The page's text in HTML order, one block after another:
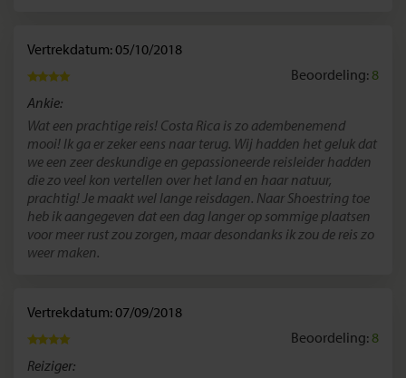
Vertrekdatum: 05/10/2018
Beoordeling: 8
Ankie:
Wat een prachtige reis! Costa Rica is zo adembenemend
mooi! Ik ga er zeker eens naar terug. Wij hadden het geluk dat
we een zeer deskundige en gepassioneerde reisleider hadden
die zo veel kon vertellen over het land en haar natuur,
prachtig! Je maakt wel lange reisdagen. Naar Shoestring toe
heb ik aangegeven dat een dag langer op sommige plaatsen
voor meer rust zou zorgen, maar desondanks ik zou de reis zo
weer maken.
Vertrekdatum: 07/09/2018
Beoordeling: 8
Reiziger: